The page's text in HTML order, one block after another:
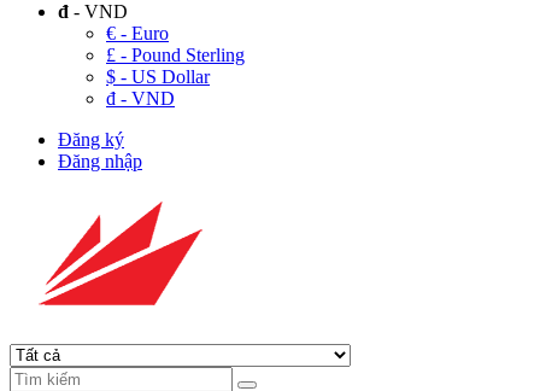
đ - VND
€ - Euro
£ - Pound Sterling
$ - US Dollar
đ - VND
Đăng ký
Đăng nhập